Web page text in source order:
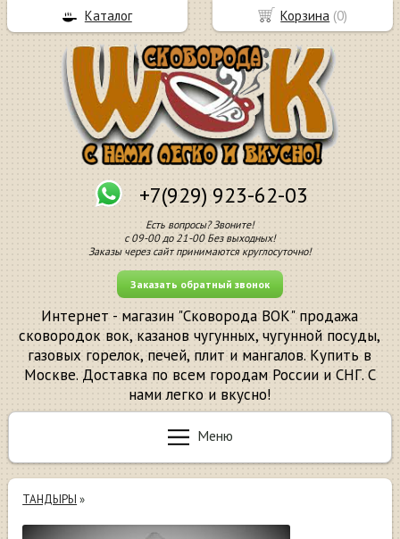
+7(929) 923-62-03
Есть вопросы? Звоните!
с 09-00 до 21-00 Без выходных!
Заказы через сайт принимаются круглосуточно!
Заказать обратный звонок
Интернет - магазин "Сковорода ВОК" продажа
сковородок вок, казанов чугунных, чугунной посуды,
газовых горелок, печей, плит и мангалов. Купить в
Москве. Доставка по всем городам России и СНГ. С
нами легко и вкусно!
Меню
ТАНДЫРЫ »
Корзина (0)
Каталог